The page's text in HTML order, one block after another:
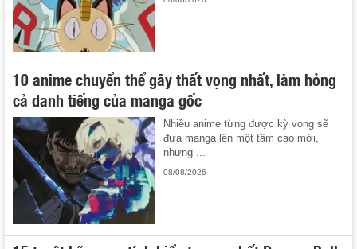
10 anime chuyển thể gây thất vọng nhất, làm hỏng
cả danh tiếng của manga gốc
Nhiều anime từng được kỳ vọng sẽ
đưa manga lên một tầm cao mới,
nhưng ...
08/08/2026